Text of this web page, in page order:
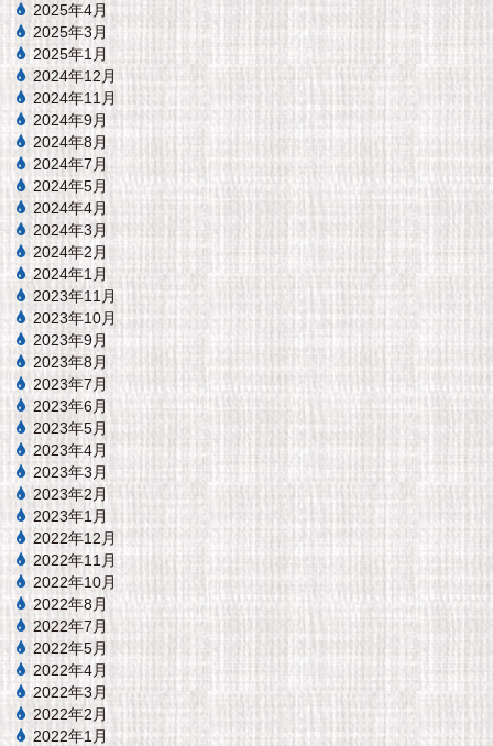
2025年4月
2025年3月
2025年1月
2024年12月
2024年11月
2024年9月
2024年8月
2024年7月
2024年5月
2024年4月
2024年3月
2024年2月
2024年1月
2023年11月
2023年10月
2023年9月
2023年8月
2023年7月
2023年6月
2023年5月
2023年4月
2023年3月
2023年2月
2023年1月
2022年12月
2022年11月
2022年10月
2022年8月
2022年7月
2022年5月
2022年4月
2022年3月
2022年2月
2022年1月